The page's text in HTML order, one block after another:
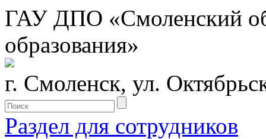
ГАУ ДПО «Смоленский
образования»
г. Смоленск, ул.
Раздел для сотрудников